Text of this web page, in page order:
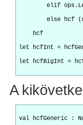
elif
else hcf
hcf
let hcfInt =
let hcfBigInt =
A
val hcfGeneric :